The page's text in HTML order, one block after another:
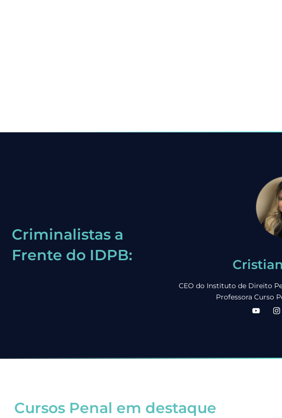
Criminalistas a
Frente do IDPB:
CEO do Instituto de Direito
Professora Curso
Cursos Penal em destaque